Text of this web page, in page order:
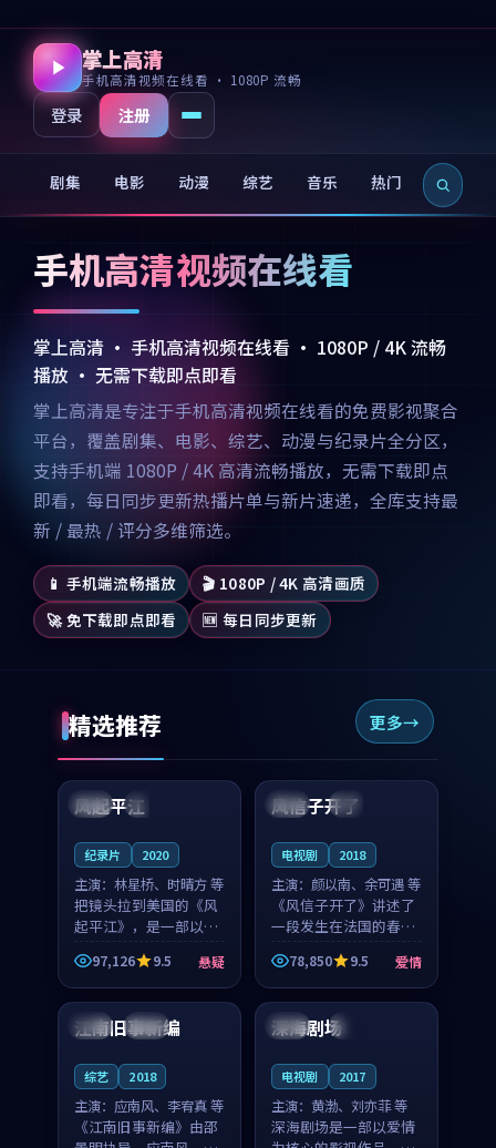
掌上高清
手机高清视频在线看 · 1080P 流畅
登录 注册
剧集 电影 动漫 综艺 音乐 热门 新片
手机高清视频在线看
掌上高清 · 手机高清视频在线看 · 1080P / 4K 流畅
播放 · 无需下载即点即看
掌上高清是专注于手机高清视频在线看的免费影视聚合
平台，覆盖剧集、电影、综艺、动漫与纪录片全分区，
支持手机端 1080P / 4K 高清流畅播放，无需下载即点
即看，每日同步更新热播片单与新片速递，全库支持最
新 / 最热 / 评分多维筛选。
📱 手机端流畅播放
🎬 1080P / 4K 高清画质
🚀 免下载即点即看
🆕 每日同步更新
精选推荐 更多
美国 完结
99:07
风起平江
纪录片 2020
主演： 林星桥、时晴方 等
把镜头拉到美国的《风
起平江》，是一部以时
光记忆为底色的悬疑作
品。林星桥和时晴方贡
献了2020年颇受关注的
合作演出，影片在情感
层次与现实质感之间
97,126 9.5 悬疑
法国 4K
99:21
风信子开了
电视剧 2018
主演： 颜以南、余可遇 等
《风信子开了》讲述了
一段发生在法国的春日
漫步故事。颜以南饰演
的主角与余可遇的角色
因一场意外卷入更深的
纠葛，爱情元素贯穿始
终，节奏稳健而富有张
78,850 9.5 爱情
日本 院线
江南旧事新编
综艺 2018
主演： 应南风、李宥真 等
《江南旧事新编》由邵
法国 4K
深海剧场
电视剧 2017
主演： 黄渤、刘亦菲 等
深海剧场是一部以爱情